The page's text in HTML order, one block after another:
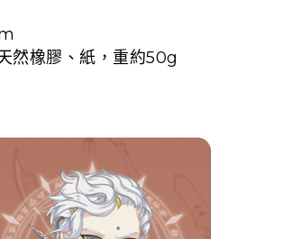
然橡膠、紙，重約50g